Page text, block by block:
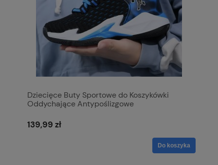
Dziecięce Buty Sportowe do Koszykówki
Oddychające Antypoślizgowe
139,99 zł
Do koszyka